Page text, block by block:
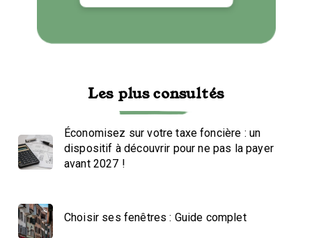
Les plus consultés
Économisez sur votre taxe foncière : un
dispositif à découvrir pour ne pas la payer
avant 2027 !
Choisir ses fenêtres : Guide complet